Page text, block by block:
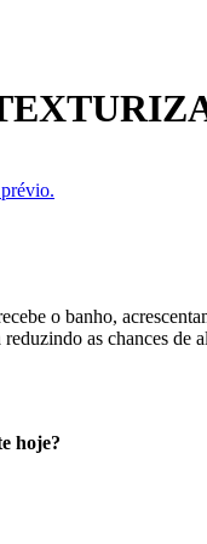
o banho,
as chances de
hoje?